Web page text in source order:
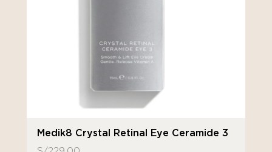
Medik8 Crystal Retinal Eye Ceramide 3